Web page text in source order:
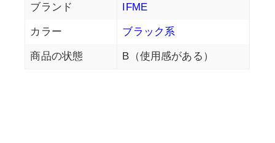
ブランド IFME
カラー ブラック系
商品の状態 B（使用感がある）